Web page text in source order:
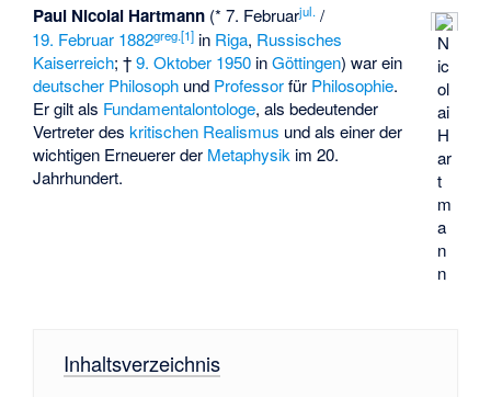
N
ic
ol
ai
H
ar
t
m
a
n
n
Paul Nicolai Hartmann (* 7. Februarjul. /
19. Februar 1882greg.[1]in Riga, Russisches
Kaiserreich; †9. Oktober 1950 inGöttingen) war ein
deutscher Philosoph und Professorfür Philosophie.
Er gilt als Fundamentalontologe, als bedeutender
Vertreter deskritischen Realismus und als einer der
wichtigen Erneuerer der Metaphysik im 20.
Jahrhundert.
Inhaltsverzeichnis